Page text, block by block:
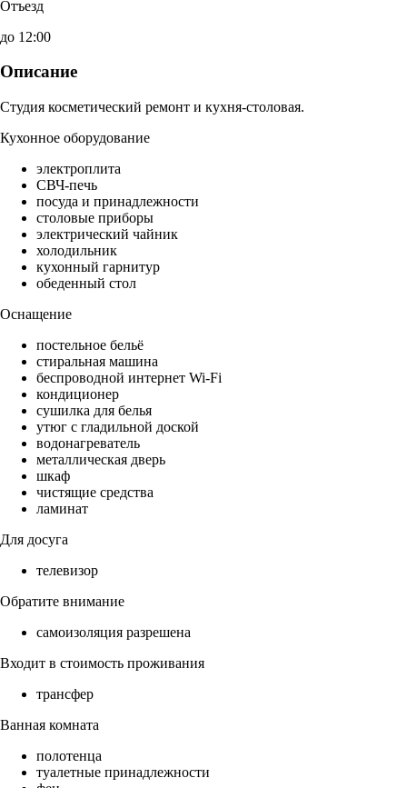
Отъезд
до 12:00
Описание
Студия косметический ремонт и кухня-столовая.
Кухонное оборудование
электроплита
СВЧ-печь
посуда и принадлежности
столовые приборы
электрический чайник
холодильник
кухонный гарнитур
обеденный стол
Оснащение
постельное бельё
стиральная машина
беспроводной интернет Wi-Fi
кондиционер
сушилка для белья
утюг с гладильной доской
водонагреватель
металлическая дверь
шкаф
чистящие средства
ламинат
Для досуга
телевизор
Обратите внимание
самоизоляция разрешена
Входит в стоимость проживания
трансфер
Ванная комната
полотенца
туалетные принадлежности